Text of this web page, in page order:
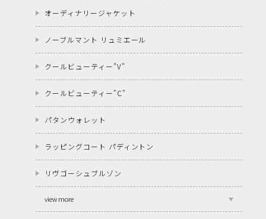
オーディナリージャケット
ノーブルマント リュミエール
クールビューティー"V"
クールビューティー"C"
パタンウォレット
ラッピングコート パディントン
リヴゴーシュブルゾン
view more